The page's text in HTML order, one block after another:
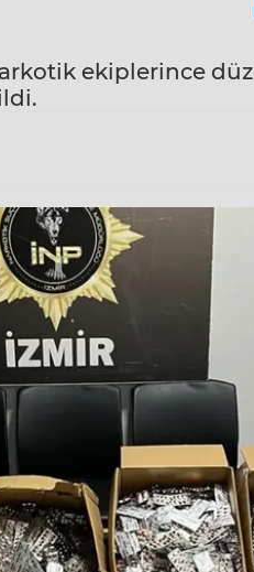
ekiplerince